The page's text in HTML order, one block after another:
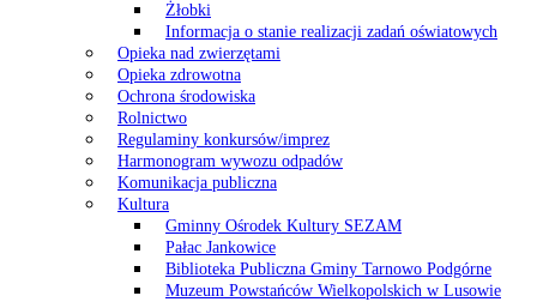
Żłobki
Informacja o stanie realizacji zadań oświatowych
Opieka nad zwierzętami
Opieka zdrowotna
Ochrona środowiska
Rolnictwo
Regulaminy konkursów/imprez
Harmonogram wywozu odpadów
Komunikacja publiczna
Kultura
Gminny Ośrodek Kultury SEZAM
Pałac Jankowice
Biblioteka Publiczna Gminy Tarnowo Podgórne
Muzeum Powstańców Wielkopolskich w Lusowie